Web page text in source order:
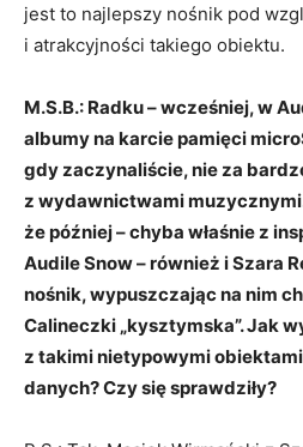
jest to najlepszy nośnik pod
i atrakcyjności takiego obiektu.
M.S.B.: Radku – wcześniej, w
albumy na karcie pamięci
gdy zaczynaliście, nie za
z wydawnictwami
że później – chyba właśnie z
Audile Snow – również i Szara
nośnik, wypuszczając na nim
Calineczki „kysztymska”. Jak
z takimi nietypowymi
danych? Czy się sprawdziły?